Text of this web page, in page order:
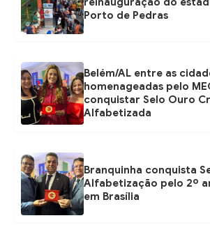
Porto de Pedras
Belém/AL entre as
homenageadas pelo
conquistar Selo Ouro
Alfabetizada
Branquinha conquista
Alfabetização pelo 2º
em Brasília